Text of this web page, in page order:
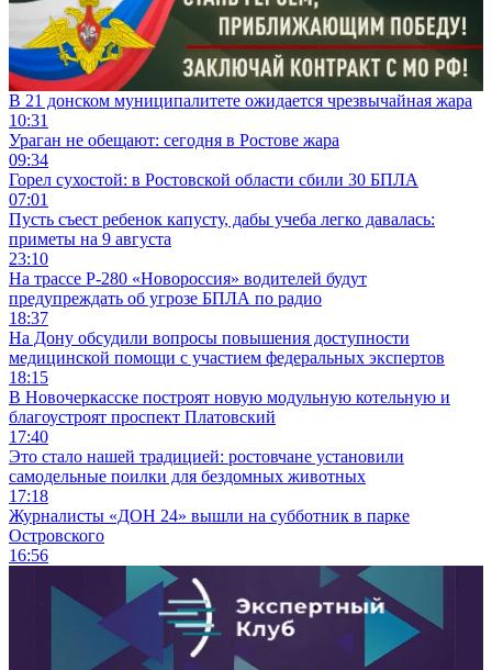
В 21 донском муниципалитете ожидается чрезвычайная жара
10:31
Ураган не обещают: сегодня в Ростове жара
09:34
Горел сухостой: в Ростовской области сбили 30 БПЛА
07:01
Пусть съест ребенок капусту, дабы учеба легко давалась:
приметы на 9 августа
23:10
На трассе Р-280 «Новороссия» водителей будут
предупреждать об угрозе БПЛА по радио
18:37
На Дону обсудили вопросы повышения доступности
медицинской помощи с участием федеральных экспертов
18:15
В Новочеркасске построят новую модульную котельную и
благоустроят проспект Платовский
17:40
Это стало нашей традицией: ростовчане установили
самодельные поилки для бездомных животных
17:18
Журналисты «ДОН 24» вышли на субботник в парке
Островского
16:56